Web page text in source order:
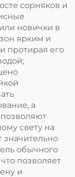
сорняков и
новички в
ярким и
протирая его
а
свету на
значительно
обычного
позволяет
и